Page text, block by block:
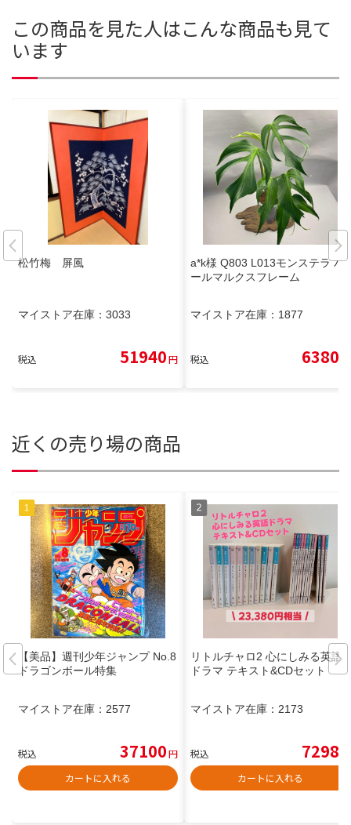
この商品を見た人はこんな商品も見て
います
松竹梅 屏風
マイストア在庫： 3033
税込 51940円
a*k様 Q803 L013モンステラ バ
ールマルクスフレーム
マイストア在庫： 1877
税込 6380
近くの売り場の商品
【美品】週刊少年ジャンプ No.8
ドラゴンボール特集
マイストア在庫： 2577
税込 37100円
カートに入れる
リトルチャロ2 心にしみる英語
ドラマ テキスト&CDセット
マイストア在庫： 2173
税込 7298
カートに入れる